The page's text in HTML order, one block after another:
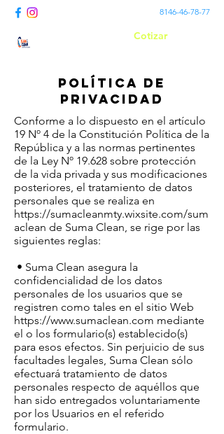
8146-46-78-77
Cotizar
POLÍTICA DE
PRIVACIDAD
Conforme a lo dispuesto en el artículo
19 Nº 4 de la Constitución Política de la
República y a las normas pertinentes
de la Ley Nº 19.628 sobre protección
de la vida privada y sus modificaciones
posteriores, el tratamiento de datos
personales que se realiza en
https://sumacleanmty.wixsite.com/sum
aclean de Suma Clean, se rige por las
siguientes reglas:
• Suma Clean asegura la
confidencialidad de los datos
personales de los usuarios que se
registren como tales en el sitio Web
https://www.sumaclean.com mediante
el o los formulario(s) establecido(s)
para esos efectos. Sin perjuicio de sus
facultades legales, Suma Clean sólo
efectuará tratamiento de datos
personales respecto de aquéllos que
han sido entregados voluntariamente
por los Usuarios en el referido
formulario.